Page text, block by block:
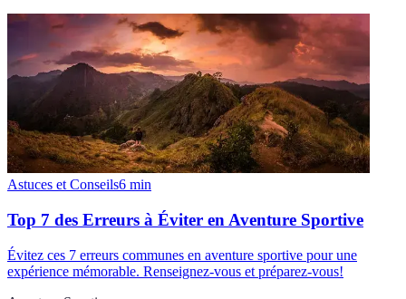
Astuces et Conseils6 min
Top 7 des Erreurs à Éviter en Aventure Sportive
Évitez ces 7 erreurs communes en aventure sportive pour une
expérience mémorable. Renseignez-vous et préparez-vous!